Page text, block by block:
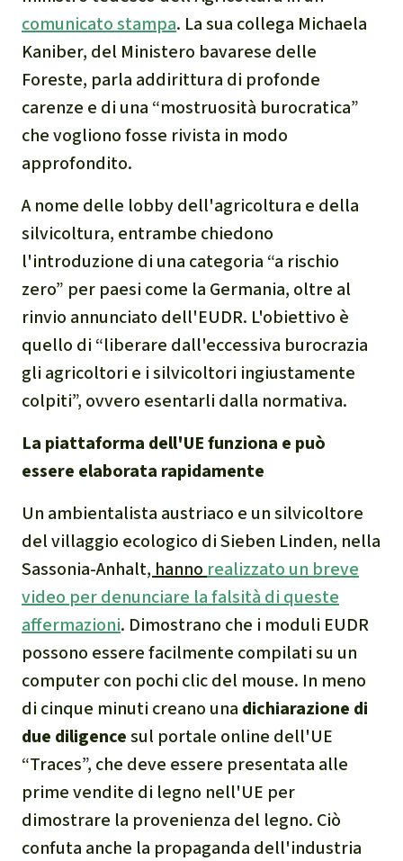
comunicato stampa. La sua collega Michaela
Kaniber, del Ministero bavarese delle
Foreste, parla addirittura di profonde
carenze e di una “mostruosità burocratica”
che vogliono fosse rivista in modo
approfondito.
A nome delle lobby dell'agricoltura e della
silvicoltura, entrambe chiedono
l'introduzione di una categoria “a rischio
zero” per paesi come la Germania, oltre al
rinvio annunciato dell'EUDR. L'obiettivo è
quello di “liberare dall'eccessiva burocrazia
gli agricoltori e i silvicoltori ingiustamente
colpiti”, ovvero esentarli dalla normativa.
La piattaforma dell'UE funziona e può
essere elaborata rapidamente
Un ambientalista austriaco e un silvicoltore
del villaggio ecologico di Sieben Linden, nella
Sassonia-Anhalt, hanno realizzato un breve
video per denunciare la falsità di queste
affermazioni. Dimostrano che i moduli EUDR
possono essere facilmente compilati su un
computer con pochi clic del mouse. In meno
di cinque minuti creano una dichiarazione di
due diligencesul portale online dell'UE
“Traces”, che deve essere presentata alle
prime vendite di legno nell'UE per
dimostrare la provenienza del legno. Ciò
confuta anche la propaganda dell'industria